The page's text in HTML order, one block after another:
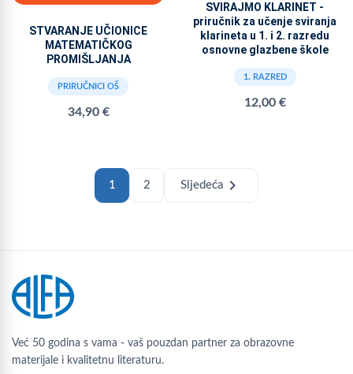
STVARANJE UČIONICE
MATEMATIČKOG
PROMIŠLJANJA
PRIRUČNICI OŠ
34,90 €
SVIRAJMO KLARINET -
priručnik za učenje sviranja
klarineta u 1. i 2. razredu
osnovne glazbene škole
1. RAZRED
12,00 €
1 2 Sljedeća chevron_right
Već 50 godina s vama - vaš pouzdan partner za obrazovne
materijale i kvalitetnu literaturu.